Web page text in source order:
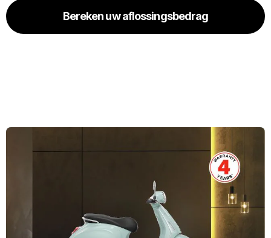
Bereken uw aflossingsbedrag